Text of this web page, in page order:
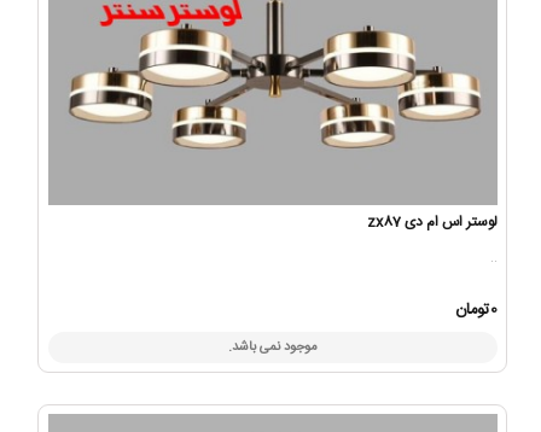
لوستر اس ام دی zx87
..
0تومان
موجود نمی باشد.